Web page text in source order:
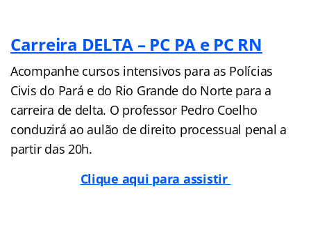
Carreira DELTA – PC PA e PC RN
Acompanhe cursos intensivos para as Polícias
Civis do Pará e do Rio Grande do Norte para a
carreira de delta. O professor Pedro Coelho
conduzirá ao aulão de direito processual penal a
partir das 20h.
Clique aqui para assistir